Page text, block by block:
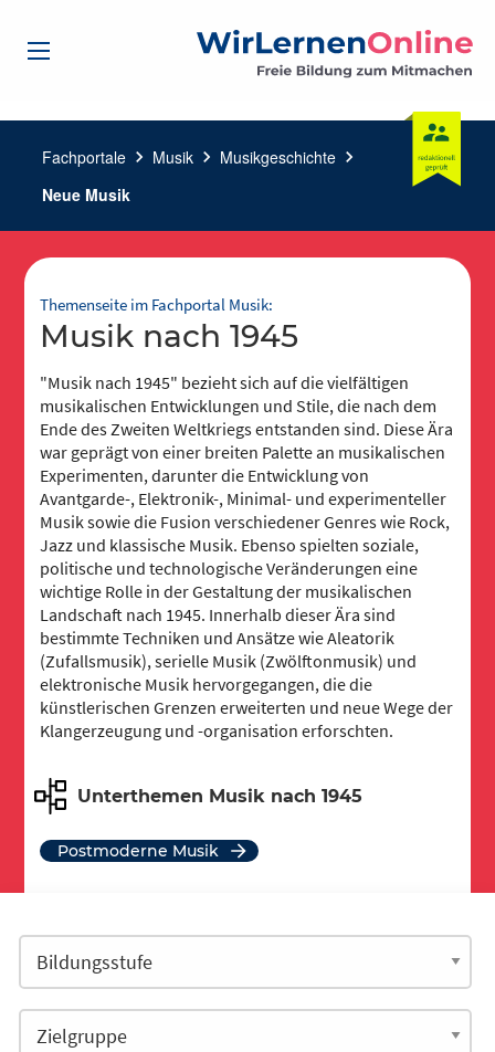
Fachportale chevron_right Musik chevron_right Musikgeschichte chevron_right
Neue Musik
Themenseite im Fachportal Musik:
Musik nach 1945
"Musik nach 1945" bezieht sich auf die vielfältigen
musikalischen Entwicklungen und Stile, die nach dem
Ende des Zweiten Weltkriegs entstanden sind. Diese Ära
war geprägt von einer breiten Palette an musikalischen
Experimenten, darunter die Entwicklung von
Avantgarde-, Elektronik-, Minimal- und experimenteller
Musik sowie die Fusion verschiedener Genres wie Rock,
Jazz und klassische Musik. Ebenso spielten soziale,
politische und technologische Veränderungen eine
wichtige Rolle in der Gestaltung der musikalischen
Landschaft nach 1945. Innerhalb dieser Ära sind
bestimmte Techniken und Ansätze wie Aleatorik
(Zufallsmusik), serielle Musik (Zwölftonmusik) und
elektronische Musik hervorgegangen, die die
künstlerischen Grenzen erweiterten und neue Wege der
Klangerzeugung und -organisation erforschten.
Unterthemen Musik nach 1945
Postmoderne Musik